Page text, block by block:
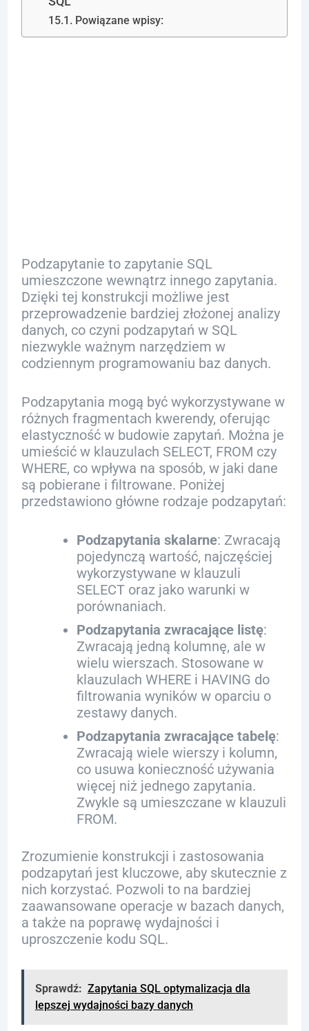
Powiązane wpisy:
Podzapytanie to zapytanie SQL
umieszczone wewnątrz innego zapytania.
Dzięki tej konstrukcji możliwe jest
przeprowadzenie bardziej złożonej analizy
danych, co czyni podzapytań w SQL
niezwykle ważnym narzędziem w
codziennym programowaniu baz danych.
Podzapytania mogą być wykorzystywane w
różnych fragmentach kwerendy, oferując
elastyczność w budowie zapytań. Można je
umieścić w klauzulach SELECT, FROM czy
WHERE, co wpływa na sposób, w jaki dane
są pobierane i filtrowane. Poniżej
przedstawiono główne rodzaje podzapytań:
Podzapytania skalarne: Zwracają
pojedynczą wartość, najczęściej
wykorzystywane w klauzuli
SELECT oraz jako warunki w
porównaniach.
Podzapytania zwracające listę:
Zwracają jedną kolumnę, ale w
wielu wierszach. Stosowane w
klauzulach WHERE i HAVING do
filtrowania wyników w oparciu o
zestawy danych.
Podzapytania zwracające tabelę:
Zwracają wiele wierszy i kolumn,
co usuwa konieczność używania
więcej niż jednego zapytania.
Zwykle są umieszczane w klauzuli
FROM.
Zrozumienie konstrukcji i zastosowania
podzapytań jest kluczowe, aby skutecznie z
nich korzystać. Pozwoli to na bardziej
zaawansowane operacje w bazach danych,
a także na poprawę wydajności i
uproszczenie kodu SQL.
Sprawdź: Zapytania SQL optymalizacja dla
lepszej wydajności bazy danych